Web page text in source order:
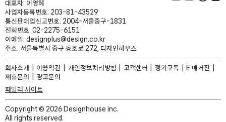
대표자. 이영혜
사업자등록번호. 203-81-43529
통신판매업신고번호. 2004-서울중구-1831
전화번호. 02-2275-6151
이메일. designplus@design.co.kr
주소. 서울특별시 중구 동호로 272, 디자인하우스
회사소개 이용약관 개인정보처리방침 고객센터 정기구독
E 매거진
제휴문의
광고문의
패밀리 사이트
Copyright © 2026 Designhouse inc.
All rights reserved.